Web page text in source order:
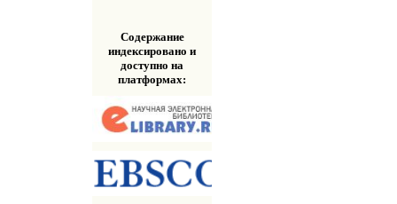
Содержание
индексировано и
доступно на
платформах: